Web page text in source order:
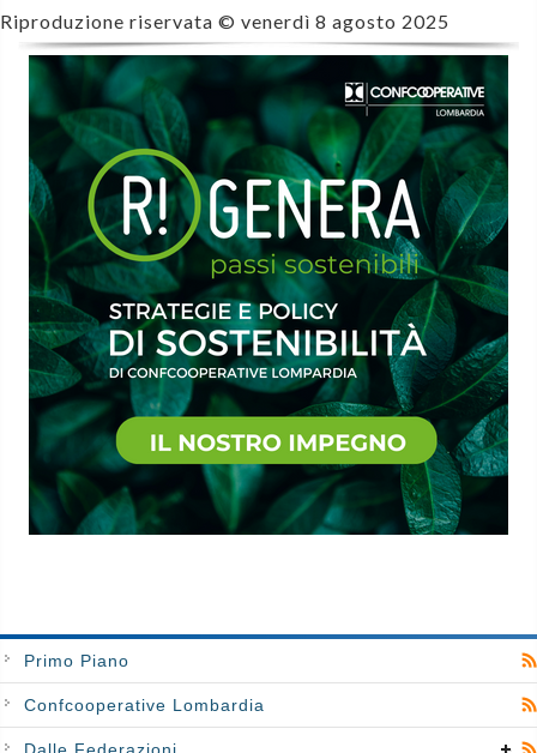
Riproduzione riservata © venerdì 8 agosto 2025
Primo Piano
Confcooperative Lombardia